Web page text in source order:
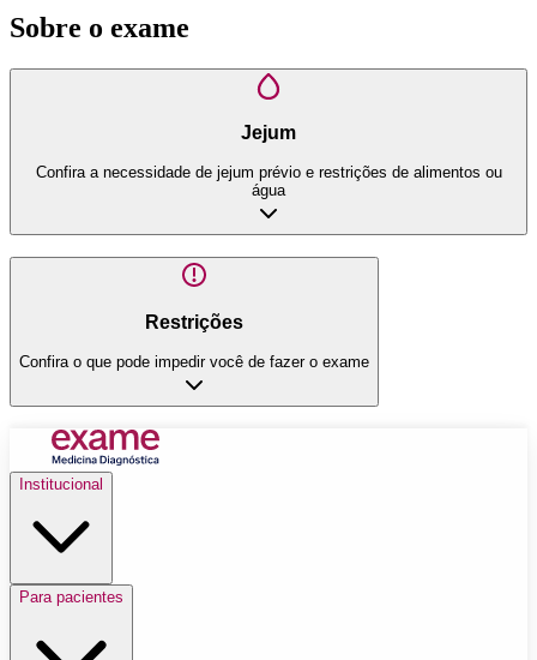
Sobre o exame
Jejum
Confira a necessidade de jejum prévio e restrições de alimentos ou
água
Restrições
Confira o que pode impedir você de fazer o exame
Institucional
Para pacientes